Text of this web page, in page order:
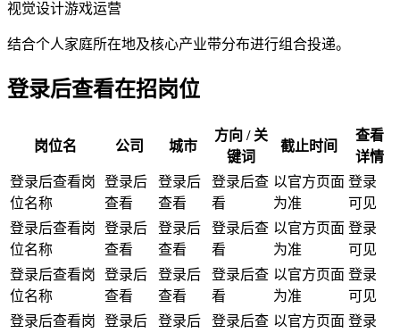
视觉设计游戏运营
结合个人家庭所在地及核心产业带分布进行组合投递。
登录后查看在招岗位
岗位名 公司 城市
方向 / 关
键词
截止时间
查看
详情
登录后查看岗
位名称
登录后
查看
登录后
查看
登录后查
看
以官方页面
为准
登录
可见
登录后查看岗
位名称
登录后
查看
登录后
查看
登录后查
看
以官方页面
为准
登录
可见
登录后查看岗
位名称
登录后
查看
登录后
查看
登录后查
看
以官方页面
为准
登录
可见
登录后查看岗
登录后
登录后
登录后查 以官方页面 登录